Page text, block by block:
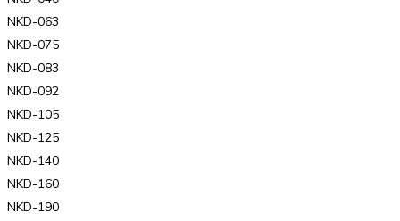
NKD-063
NKD-075
NKD-083
NKD-092
NKD-105
NKD-125
NKD-140
NKD-160
NKD-190